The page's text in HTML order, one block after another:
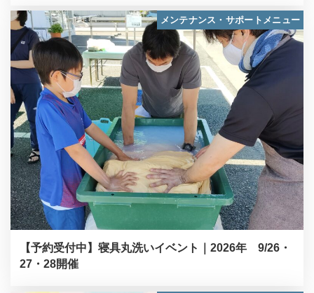
メンテナンス・サポートメニュー
【予約受付中】寝具丸洗いイベント｜2026年 9/26・
27・28開催